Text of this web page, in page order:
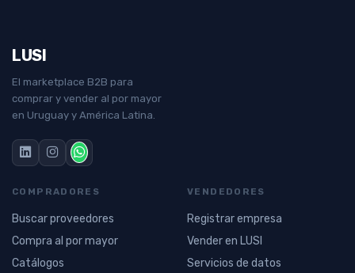
LUSI
El marketplace B2B para
comprar y vender al por mayor
en Uruguay y América Latina.
COMPRADORES
Buscar proveedores
Compra al por mayor
Catálogos
VENDEDORES
Registrar empresa
Vender en LUSI
Servicios de datos